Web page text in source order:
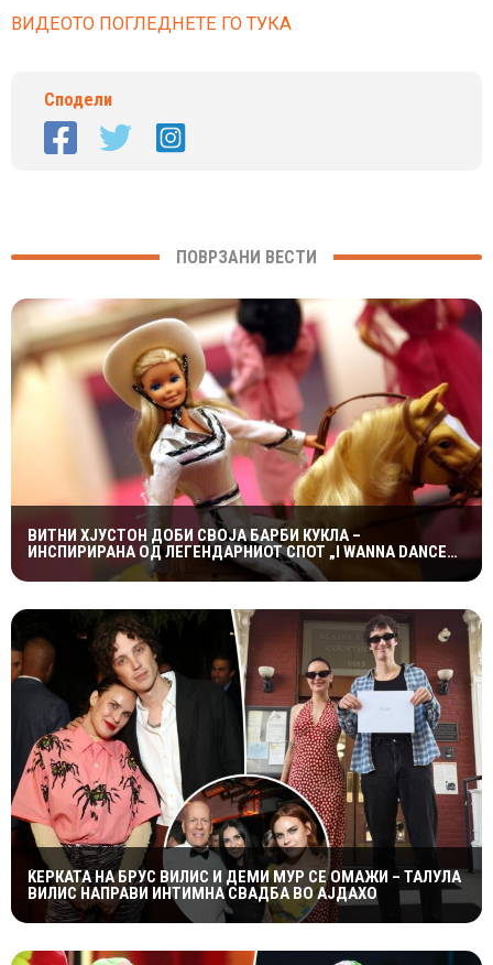
ВИДЕОТО ПОГЛЕДНЕТЕ ГО ТУКА
Сподели
ПОВРЗАНИ ВЕСТИ
ВИТНИ ХЈУСТОН ДОБИ СВОЈА БАРБИ КУКЛА –
ИНСПИРИРАНА ОД ЛЕГЕНДАРНИОТ СПОТ „I WANNA DANCE
WITH SOMEBODY“
ЌЕРКАТА НА БРУС ВИЛИС И ДЕМИ МУР СЕ ОМАЖИ – ТАЛУЛА
ВИЛИС НАПРАВИ ИНТИМНА СВАДБА ВО АЈДАХО